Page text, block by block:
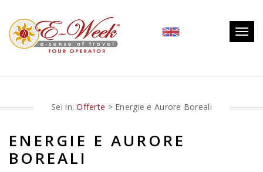
Sei in:Offerte > Energie e Aurore Boreali
ENERGIE E AURORE
BOREALI